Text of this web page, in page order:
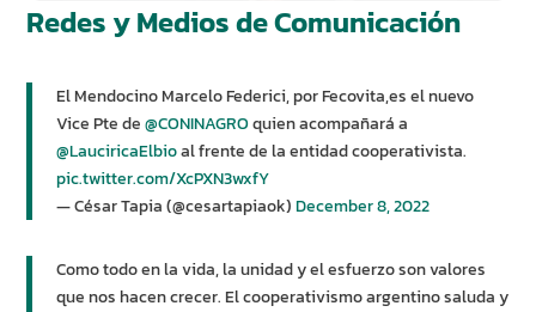
Redes y Medios de Comunicación
El Mendocino Marcelo Federici, por Fecovita,es el nuevo
Vice Pte de@CONINAGROquien acompañará a
@LauciricaElbioal frente de la entidad cooperativista.
pic.twitter.com/XcPXN3wxfY
— César Tapia (@cesartapiaok)December 8, 2022
Como todo en la vida, la unidad y el esfuerzo son valores
que nos hacen crecer. El cooperativismo argentino saluda y